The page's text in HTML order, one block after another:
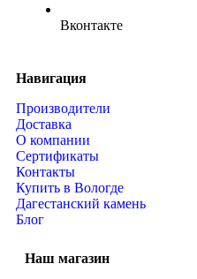
Вконтакте
Навигация
Производители
Доставка
О компании
Сертификаты
Контакты
Купить в Вологде
Дагестанский камень
Блог
Наш магазин